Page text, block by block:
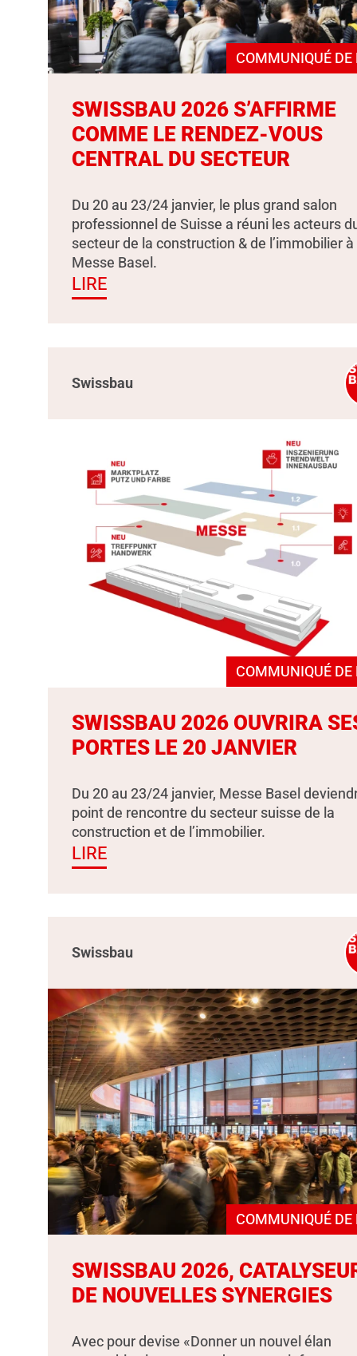
COMMUNIQUÉ DE
SWISSBAU 2026 S’AFFIRME
COMME LE RENDEZ-VOUS
CENTRAL DU SECTEUR
Du 20 au 23/24 janvier, le plus grand salon
professionnel de Suisse a réuni les acteurs
secteur de la construction & de l’immobilier à
Messe Basel.
LIRE
Swissbau
COMMUNIQUÉ DE
SWISSBAU 2026 OUVRIRA
PORTES LE 20 JANVIER
Du 20 au 23/24 janvier, Messe Basel
point de rencontre du secteur suisse de la
construction et de l’immobilier.
LIRE
Swissbau
COMMUNIQUÉ DE
SWISSBAU 2026,
DE NOUVELLES SYNERGIES
Avec pour devise «Donner un nouvel élan